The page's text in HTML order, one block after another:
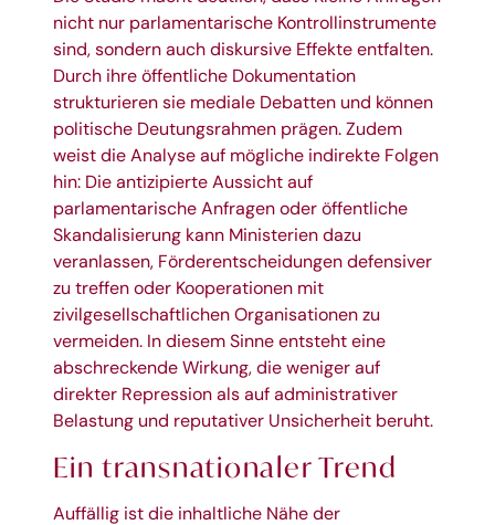
nicht nur parlamentarische Kontrollinstrumente
sind, sondern auch diskursive Effekte entfalten.
Durch ihre öffentliche Dokumentation
strukturieren sie mediale Debatten und können
politische Deutungsrahmen prägen. Zudem
weist die Analyse auf mögliche indirekte Folgen
hin: Die antizipierte Aussicht auf
parlamentarische Anfragen oder öffentliche
Skandalisierung kann Ministerien dazu
veranlassen, Förderentscheidungen defensiver
zu treffen oder Kooperationen mit
zivilgesellschaftlichen Organisationen zu
vermeiden. In diesem Sinne entsteht eine
abschreckende Wirkung, die weniger auf
direkter Repression als auf administrativer
Belastung und reputativer Unsicherheit beruht.
Ein transnationaler Trend
Auffällig ist die inhaltliche Nähe der